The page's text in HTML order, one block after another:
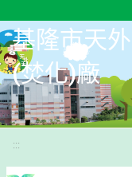
基隆市天
(焚化)廠
:::